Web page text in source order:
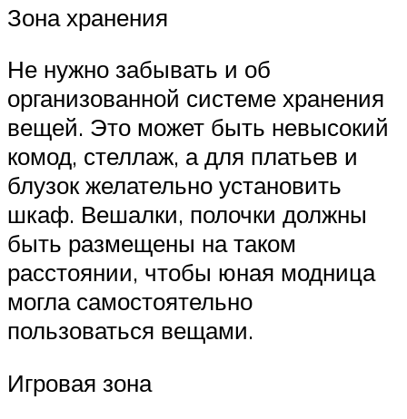
Зона хранения
Не нужно забывать и об
организованной системе хранения
вещей. Это может быть невысокий
комод, стеллаж, а для платьев и
блузок желательно установить
шкаф. Вешалки, полочки должны
быть размещены на таком
расстоянии, чтобы юная модница
могла самостоятельно
пользоваться вещами.
Игровая зона